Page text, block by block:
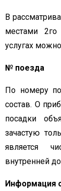
В
местами
услугах
№ поезда
По номеру
состав. О
посадки
зачастую
является
внутренней
Информация